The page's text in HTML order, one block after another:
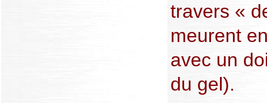
travers «
meurent
avec un
du gel).